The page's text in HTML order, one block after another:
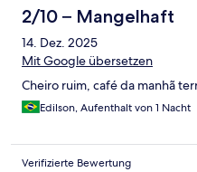
2/10 – Mangelhaft
14. Dez. 2025
Mit Google übersetzen
Cheiro ruim, café da manhã
Edilson, Aufenthalt von 1 Nacht
Verifizierte Bewertung